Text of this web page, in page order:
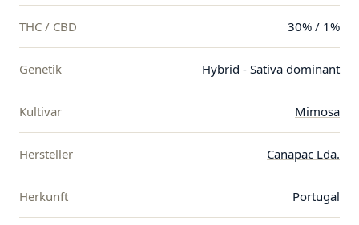
THC / CBD 30% / 1%
Genetik Hybrid - Sativa dominant
Kultivar Mimosa
Hersteller Canapac Lda.
Herkunft Portugal